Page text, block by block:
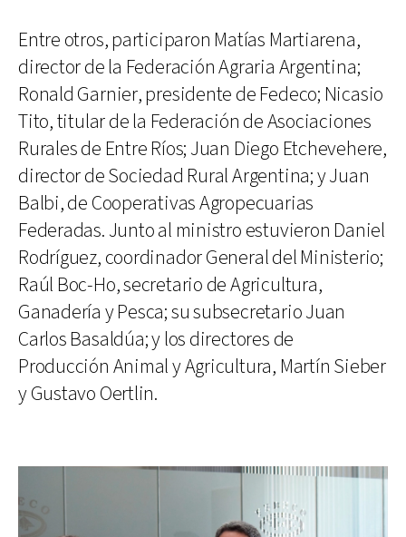
Entre otros, participaron Matías Martiarena,
director de la Federación Agraria Argentina;
Ronald Garnier, presidente de Fedeco; Nicasio
Tito, titular de la Federación de Asociaciones
Rurales de Entre Ríos; Juan Diego Etchevehere,
director de Sociedad Rural Argentina; y Juan
Balbi, de Cooperativas Agropecuarias
Federadas. Junto al ministro estuvieron Daniel
Rodríguez, coordinador General del Ministerio;
Raúl Boc-Ho, secretario de Agricultura,
Ganadería y Pesca; su subsecretario Juan
Carlos Basaldúa; y los directores de
Producción Animal y Agricultura, Martín Sieber
y Gustavo Oertlin.